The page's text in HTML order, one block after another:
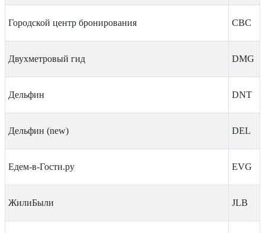
Городской центр бронирования CBC
Двухметровый гид DMG
Дельфин DNT
Дельфин (new) DEL
Едем-в-Гости.ру EVG
ЖилиБыли JLB